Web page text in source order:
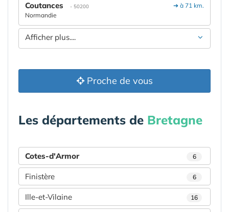
➔ à 71 km.
Coutances - 50200
Normandie
Afficher plus....
Proche de vous
Les départements de Bretagne
Cotes-d'Armor 6
Finistère 6
Ille-et-Vilaine 16